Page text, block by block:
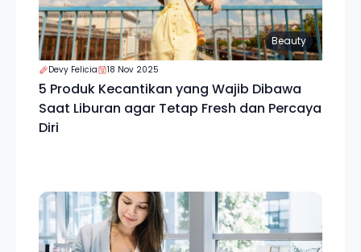
Beauty
Devy Felicia 18 Nov 2025
5 Produk Kecantikan yang Wajib Dibawa
Saat Liburan agar Tetap Fresh dan Percaya
Diri